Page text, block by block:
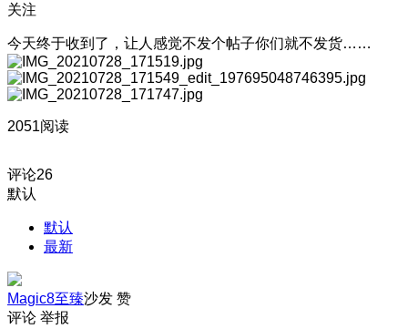
关注
今天终于收到了，让人感觉不发个帖子你们就不发货……
2051阅读
评论26
默认
默认
最新
Magic8至臻沙发 赞
评论 举报